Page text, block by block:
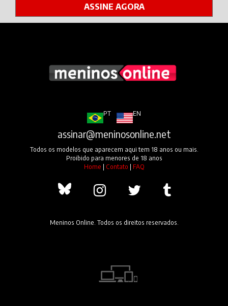
ASSINE AGORA
PT EN
assinar@meninosonline.net
Todos os modelos que aparecem aqui tem 18 anos ou mais.
Proibido para menores de 18 anos
Home | Contato | FAQ
Meninos Online. Todos os direitos reservados.